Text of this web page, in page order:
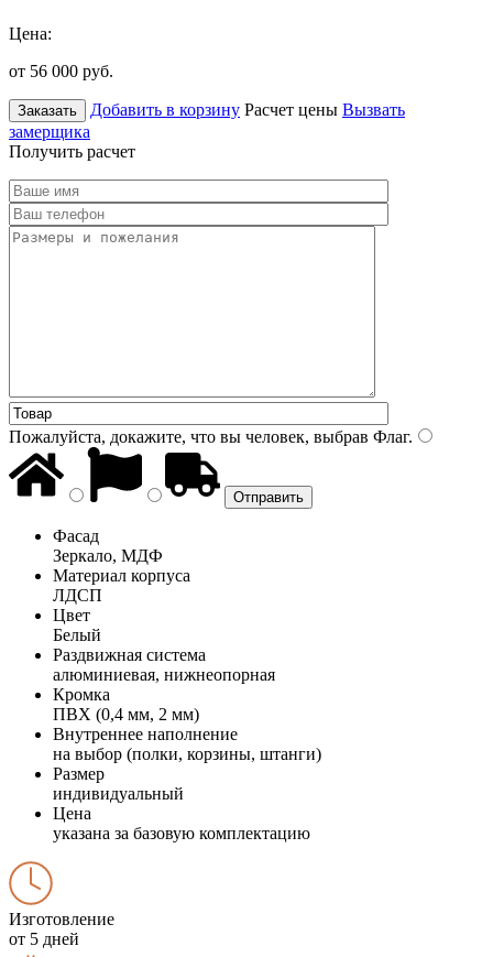
Цена:
от 56 000 руб.
Заказать Добавить в корзину Расчет цены Вызвать
замерщика
Получить расчет
Пожалуйста, докажите, что вы человек, выбрав Флаг.
Фасад
Зеркало, МДФ
Материал корпуса
ЛДСП
Цвет
Белый
Раздвижная система
алюминиевая, нижнеопорная
Кромка
ПВХ (0,4 мм, 2 мм)
Внутреннее наполнение
на выбор (полки, корзины, штанги)
Размер
индивидуальный
Цена
указана за базовую комплектацию
Изготовление
от 5 дней